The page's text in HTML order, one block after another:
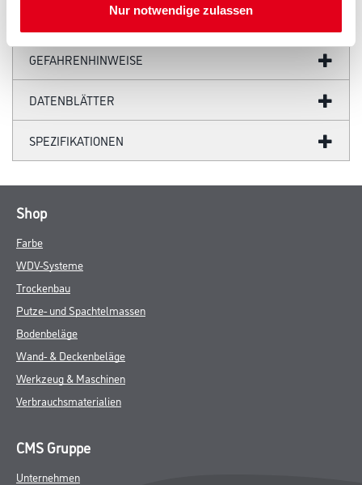
Nur notwendige zulassen
GEFAHRENHINWEISE
DATENBLÄTTER
SPEZIFIKATIONEN
Shop
Farbe
WDV-Systeme
Trockenbau
Putze- und Spachtelmassen
Bodenbeläge
Wand- & Deckenbeläge
Werkzeug & Maschinen
Verbrauchsmaterialien
CMS Gruppe
Unternehmen